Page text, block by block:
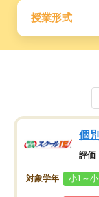
授業形式
個
評価
対象学年 小1～